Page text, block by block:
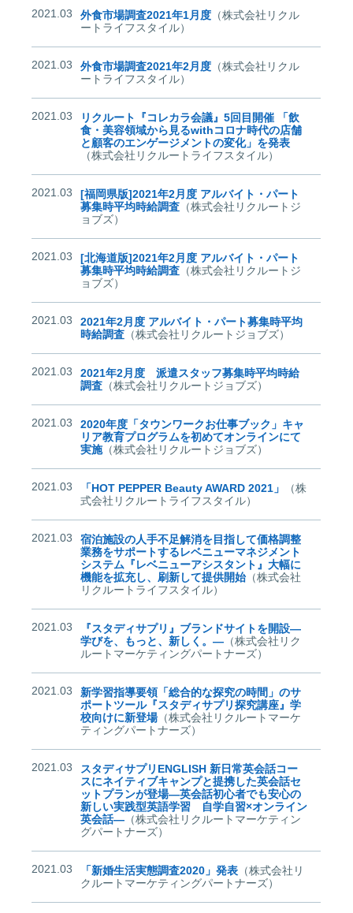
2021.03 外食市場調査2021年1月度 （株式会社リクル
ートライフスタイル）
2021.03 外食市場調査2021年2月度 （株式会社リクル
ートライフスタイル）
2021.03
リクルート『コレカラ会議』5回目開催 「飲
食・美容領域から見るwithコロナ時代の店舗
と顧客のエンゲージメントの変化」を発表
（株式会社リクルートライフスタイル）
2021.03
[福岡県版]2021年2月度 アルバイト・パート
募集時平均時給調査 （株式会社リクルートジ
ョブズ）
2021.03
[北海道版]2021年2月度 アルバイト・パート
募集時平均時給調査 （株式会社リクルートジ
ョブズ）
2021.03
2021年2月度 アルバイト・パート募集時平均
時給調査 （株式会社リクルートジョブズ）
2021.03
2021年2月度 派遣スタッフ募集時平均時給
調査 （株式会社リクルートジョブズ）
2021.03
2020年度「タウンワークお仕事ブック」キャ
リア教育プログラムを初めてオンラインにて
実施（株式会社リクルートジョブズ）
2021.03 「HOT PEPPER Beauty AWARD 2021」
（株
式会社リクルートライフスタイル）
2021.03
宿泊施設の人手不足解消を目指して価格調整
業務をサポートするレベニューマネジメント
システム『レベニューアシスタント』大幅に
機能を拡充し、刷新して提供開始（株式会社
リクルートライフスタイル）
2021.03
『スタディサプリ』ブランドサイトを開設―
学びを、もっと、新しく。― （株式会社リク
ルートマーケティングパートナーズ）
2021.03
新学習指導要領「総合的な探究の時間」のサ
ポートツール『スタディサプリ探究講座』学
校向けに新登場（株式会社リクルートマーケ
ティングパートナーズ）
2021.03
スタディサプリENGLISH 新日常英会話コー
スにネイティブキャンプと提携した英会話セ
ットプランが登場―英会話初心者でも安心の
新しい実践型英語学習 自学自習×オンライン
英会話― （株式会社リクルートマーケティン
グパートナーズ）
2021.03 「新婚生活実態調査2020」発表 （株式会社リ
クルートマーケティングパートナーズ）